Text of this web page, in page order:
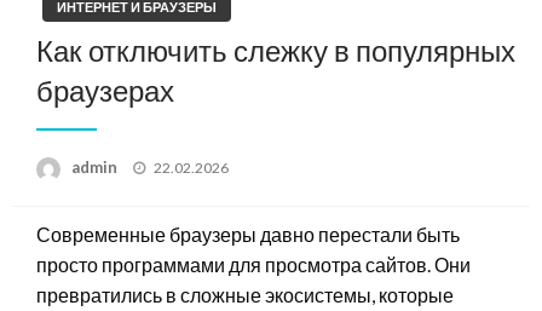
ИНТЕРНЕТ И БРАУЗЕРЫ
Как отключить слежку в популярных
браузерах
admin
Posted
22.02.2026
Современные браузеры давно перестали быть
просто программами для просмотра сайтов. Они
превратились в сложные экосистемы, которые